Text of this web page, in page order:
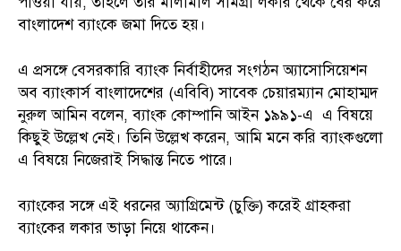
বাংলাদেশ ব্যাংকে জমা দিতে হয়।
এ প্রসঙ্গে বেসরকারি ব্যাংক নির্বাহীদের সংগঠন অ্যাসোসিয়েশন
অব ব্যাংকার্স বাংলাদেশের (এবিবি) সাবেক চেয়ারম্যান মোহাম্মদ
নুরুল আমিন বলেন, ব্যাংক কোম্পানি আইন ১৯৯১-এ এ বিষয়ে
কিছুই উল্লেখ নেই। তিনি উল্লেখ করেন, আমি মনে করি ব্যাংকগুলো
এ বিষয়ে নিজেরাই সিদ্ধান্ত নিতে পারে।
ব্যাংকের সঙ্গে এই ধরনের অ্যাগ্রিমেন্ট (চুক্তি) করেই গ্রাহকরা
ব্যাংকের লকার ভাড়া নিয়ে থাকেন।